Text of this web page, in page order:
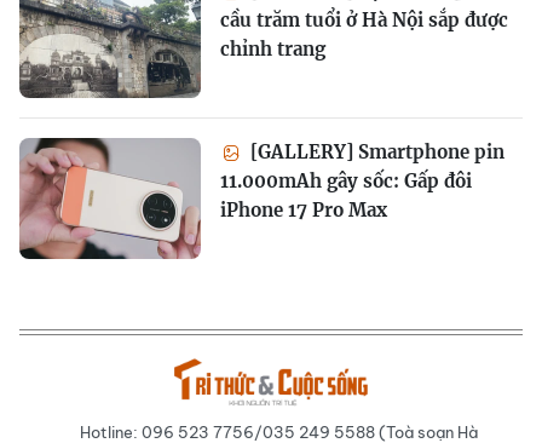
cầu trăm tuổi ở Hà Nội sắp được
chỉnh trang
[GALLERY] Smartphone pin
11.000mAh gây sốc: Gấp đôi
iPhone 17 Pro Max
Hotline: 096 523 7756/035 249 5588 (Toà soạn Hà